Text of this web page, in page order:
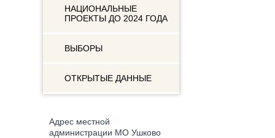
НАЦИОНАЛЬНЫЕ
ПРОЕКТЫ ДО 2024 ГОДА
ВЫБОРЫ
ОТКРЫТЫЕ ДАННЫЕ
Адрес местной
администрации МО Ушково